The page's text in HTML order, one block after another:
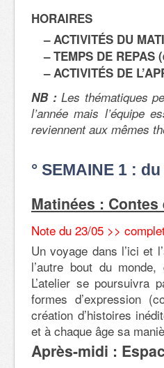
HORAIRES
– ACTIVITÉS DU
– TEMPS DE REPAS
– ACTIVITÉS DE
NB :Les thématiques
l’année mais l’équipe
reviennent aux mêmes
° SEMAINE 1 :
Matinées : Contes
Note du 23/05 >>
Un voyage dans l’ici et
l’autre bout du
L’atelier se poursuivra
formes d’expression
création d’histoires
et à chaque âge sa
Après-midi :